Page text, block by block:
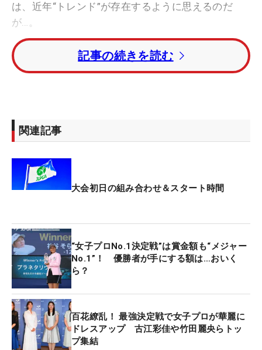
は、近年“トレンド”が存在するように思えるのだ
が…。
それが優勝者に関して。今週の選手権は一昨年の大
会が川崎春花、そして昨年が神谷そらと、2年続け
の19歳133日は『大会最年少優勝記録』でもある。
神谷ともに初出場での戴冠だった。過去56回の開催
のうち、初出場で優勝を達成したのは樋口久子
しかいない。樋口が勝ったのは、この大会自体が女
子ツアー発足後の初戦だったこともあり、実質的な
達成者は5人しかいないといえる。そんな“レアケー
ス”が、ここ2年連続で起こっているわけだ。
そこで今年もルーキーたちの活躍に期待したいとこ
ろ。今回は石田可南子、稲垣那奈子、小西瑞穂、菅
楓華、高木優奈、高野愛姫、ベイブ・リュウ（台
記事の続きを読む
関連記事
大会初日の組み合わせ＆スタート時間
“女子プロNo.1決定戦”は賞金額も“メジャー
No.1”！ 優勝者が手にする額は…おいく
ら？
百花繚乱！ 最強決定戦で女子プロが華麗に
ドレスアップ 古江彩佳や竹田麗央らトッ
プ集結